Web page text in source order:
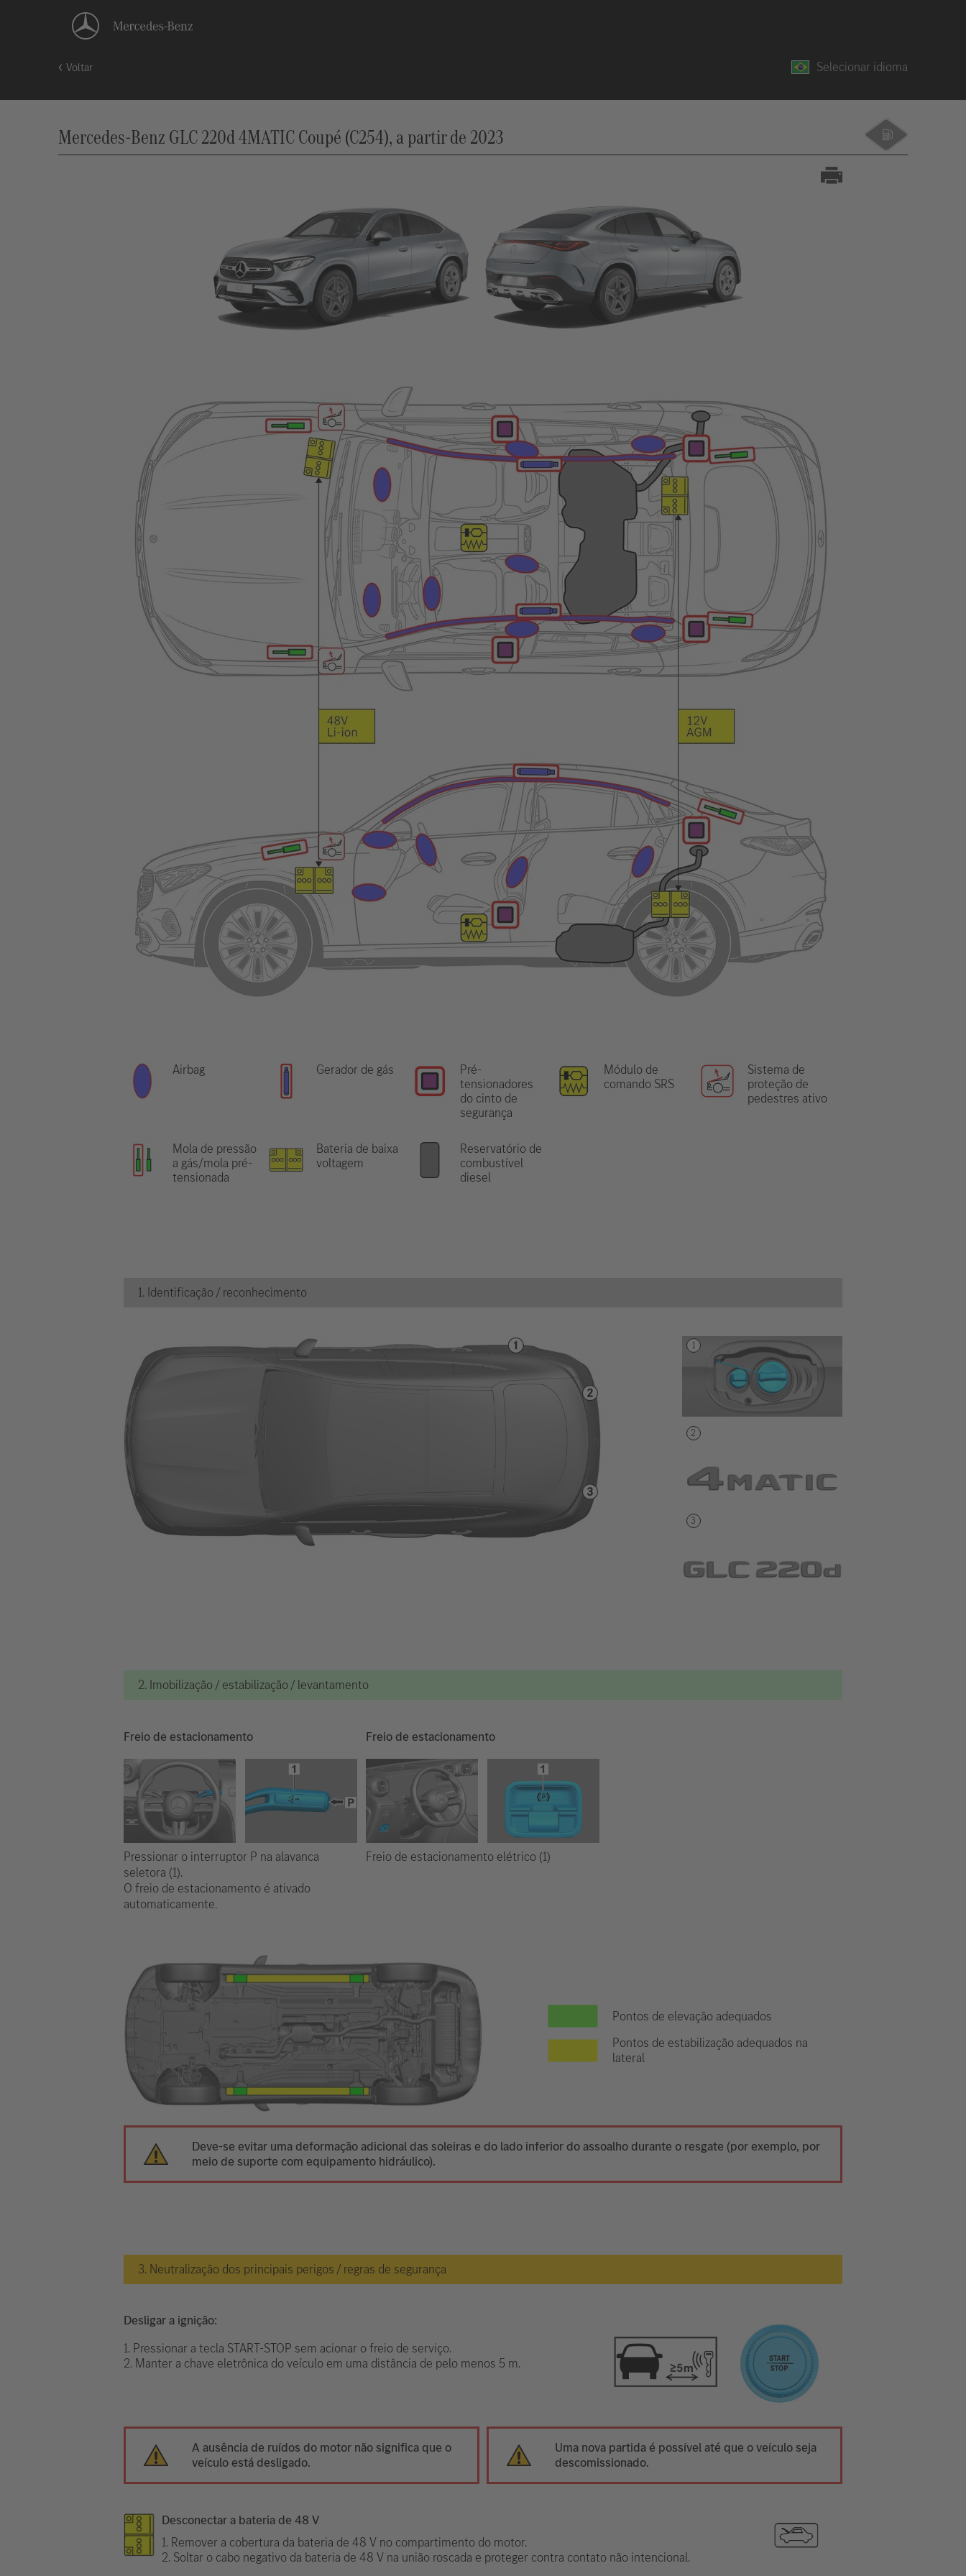
Voltar Selecionar idioma
Mercedes-Benz GLC 220d 4MATIC Coupé (C254), a partir de 2023
Airbag Gerador de gás
Pré-
tensionadores
do cinto de
segurança
Módulo de
comando SRS
Sistema de
proteção de
pedestres ativo
Mola de pressão
a gás/mola pré-
tensionada
Bateria de baixa
voltagem
Reservatório de
combustível
diesel
1. Identificação / reconhecimento
2. Imobilização / estabilização / levantamento
Freio de estacionamento
Pressionar o interruptor P na alavanca
seletora (1).
O freio de estacionamento é ativado
automaticamente.
Freio de estacionamento
Freio de estacionamento elétrico (1)
Pontos de elevação adequados
Pontos de estabilização adequados na
lateral
Deve-se evitar uma deformação adicional das soleiras e do lado inferior do assoalho durante o resgate (por exemplo, por
meio de suporte com equipamento hidráulico).
3. Neutralização dos principais perigos / regras de segurança
Desligar a ignição:
1. Pressionar a tecla START-STOP sem acionar o freio de serviço.
2. Manter a chave eletrônica do veículo em uma distância de pelo menos 5 m.
A ausência de ruídos do motor não significa que o
veículo está desligado.
Uma nova partida é possível até que o veículo seja
descomissionado.
Desconectar a bateria de 48 V
1. Remover a cobertura da bateria de 48 V no compartimento do motor.
2. Soltar o cabo negativo da bateria de 48 V na união roscada e proteger contra contato não intencional.